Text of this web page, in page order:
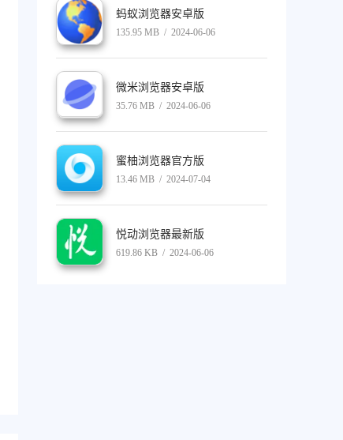
蚂蚁浏览器安卓版
135.95 MB / 2024-06-06
微米浏览器安卓版
35.76 MB / 2024-06-06
蜜柚浏览器官方版
13.46 MB / 2024-07-04
悦动浏览器最新版
619.86 KB / 2024-06-06